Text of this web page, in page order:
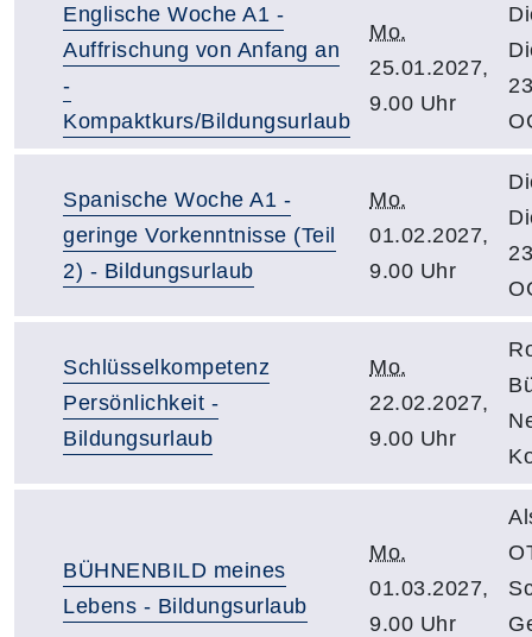
Englische Woche A1 -
Auffrischung von Anfang an
-
Kompaktkurs/Bildungsurlaub
Mo.
25.01.2027,
9.00 Uhr
Spanische Woche A1 -
geringe Vorkenntnisse (Teil
2) - Bildungsurlaub
Mo.
01.02.2027,
9.00 Uhr
Schlüsselkompetenz
Persönlichkeit -
Bildungsurlaub
Mo.
22.02.2027,
9.00 Uhr
BÜHNENBILD meines
Lebens - Bildungsurlaub
Mo.
01.03.2027,
9.00 Uhr